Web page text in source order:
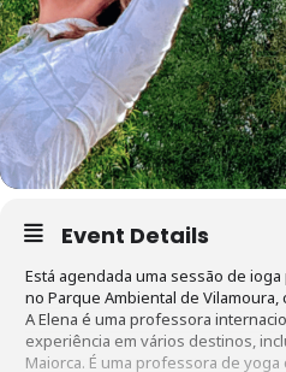
Event Details
Está agendada uma sessão de
no Parque Ambiental de
A Elena é uma professora
experiência em vários destinos,
Maiorca. É uma professora de